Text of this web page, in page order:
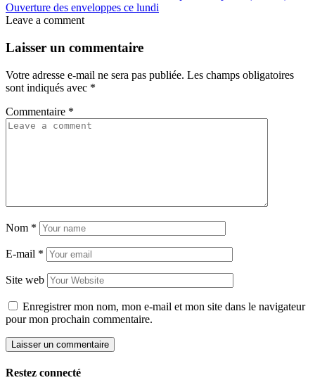
Ouverture des enveloppes ce lundi
Leave a comment
Laisser un commentaire
Votre adresse e-mail ne sera pas publiée. Les champs obligatoires
sont indiqués avec *
Commentaire *
Nom *
E-mail *
Site web
Enregistrer mon nom, mon e-mail et mon site dans le navigateur
pour mon prochain commentaire.
Restez connecté